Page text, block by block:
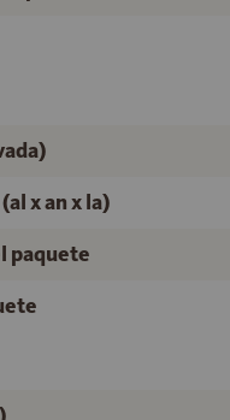
x an x la)
paquete